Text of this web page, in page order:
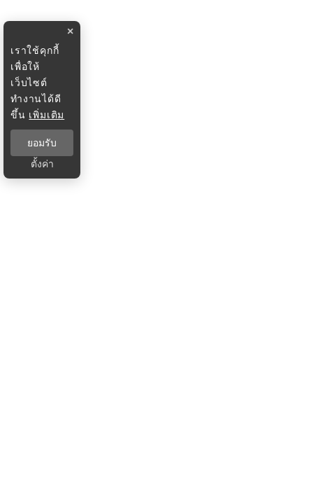
×
เราใช้คุกกี้
เพื่อให้
เว็บไซต์
ทำงานได้ดี
ขึ้น เพิ่มเติม
ยอมรับ
ตั้งค่า